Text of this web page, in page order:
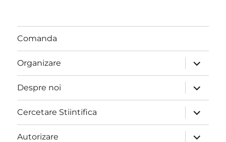
Comanda
Organizare
extinde
meniul
copil
Despre noi
extinde
meniul
copil
Cercetare Stiintifica
extinde
meniul
copil
Autorizare
extinde